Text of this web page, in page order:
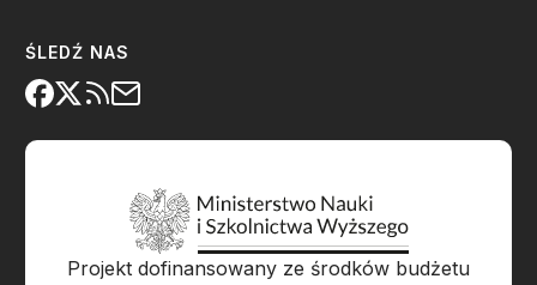
ŚLEDŹ NAS
Projekt dofinansowany ze środków budżetu